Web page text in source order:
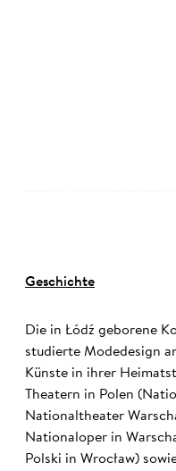
Geschichte
Die in Łódź geborene
studierte Modedesign
Künste in ihrer
Theatern in Polen
Nationaltheater
Nationaloper in
Polski in Wrocław)